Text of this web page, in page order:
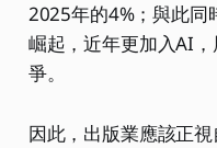
2025年的4%；與此同
崛起，近年更加入AI
爭。
因此，出版業應該正